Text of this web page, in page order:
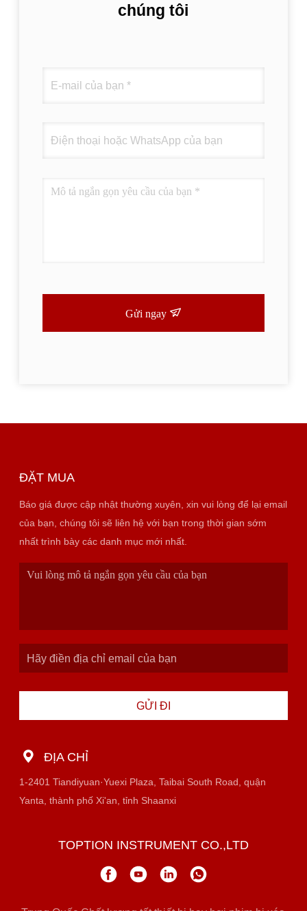
chúng tôi
Gửi ngay
ĐẶT MUA
Báo giá được cập nhật thường xuyên, xin vui lòng để lại email
của bạn, chúng tôi sẽ liên hệ với bạn trong thời gian sớm
nhất trình bày các danh mục mới nhất.
GỬI ĐI
ĐỊA CHỈ
1-2401 Tiandiyuan·Yuexi Plaza, Taibai South Road, quận
Yanta, thành phố Xi'an, tỉnh Shaanxi
TOPTION INSTRUMENT CO.,LTD